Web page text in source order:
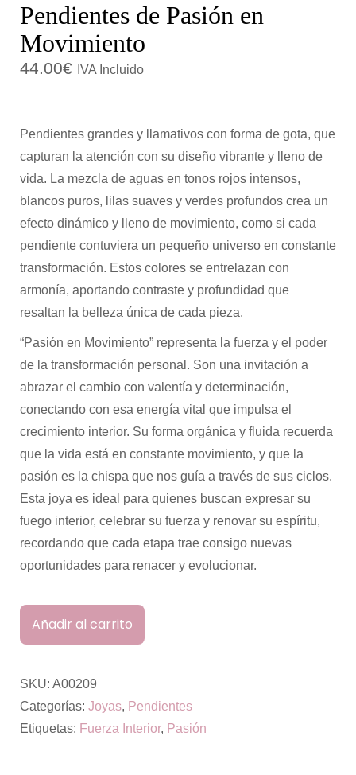
c
d
Pendientes de Pasión en
Movimiento
44.00€ IVA Incluido
Pendientes grandes y llamativos con forma de gota, que
capturan la atención con su diseño vibrante y lleno de
vida. La mezcla de aguas en tonos rojos intensos,
blancos puros, lilas suaves y verdes profundos crea un
efecto dinámico y lleno de movimiento, como si cada
pendiente contuviera un pequeño universo en constante
transformación. Estos colores se entrelazan con
armonía, aportando contraste y profundidad que
resaltan la belleza única de cada pieza.
“Pasión en Movimiento” representa la fuerza y el poder
de la transformación personal. Son una invitación a
abrazar el cambio con valentía y determinación,
conectando con esa energía vital que impulsa el
crecimiento interior. Su forma orgánica y fluida recuerda
que la vida está en constante movimiento, y que la
pasión es la chispa que nos guía a través de sus ciclos.
Esta joya es ideal para quienes buscan expresar su
fuego interior, celebrar su fuerza y renovar su espíritu,
recordando que cada etapa trae consigo nuevas
oportunidades para renacer y evolucionar.
Añadir al carrito
SKU: A00209
Categorías: Joyas, Pendientes
Etiquetas: Fuerza Interior, Pasión